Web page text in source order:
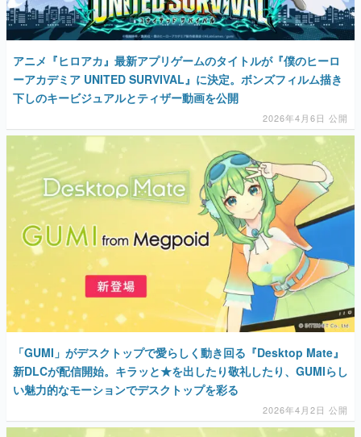
電ファミニコゲーマーとは？
アニメ『ヒロアカ』最新アプリゲームのタイトルが『僕のヒーロ
ーアカデミア UNITED SURVIVAL』に決定。ボンズフィルム描き
下しのキービジュアルとティザー動画を公開
2026年4月6日 公開
「GUMI」がデスクトップで愛らしく動き回る『Desktop Mate』
新DLCが配信開始。キラッと★を出したり敬礼したり、GUMIらし
い魅力的なモーションでデスクトップを彩る
2026年4月2日 公開